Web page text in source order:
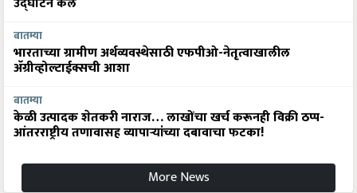
भारताच्या ग्रामीण अर्थव्यवस्थेसाठी एफपीओ-नेतृत्वाखालील
अ‍ॅग्रीव्होल्टाईक्सची आशा
केळी उत्पादक शेतकरी नाराज… लाखोंचा खर्च करूनही विक्री ठप्प-
आंतरराष्ट्रीय तणावासह व्यापाऱ्यांच्या दबावाचा फटका!
More News